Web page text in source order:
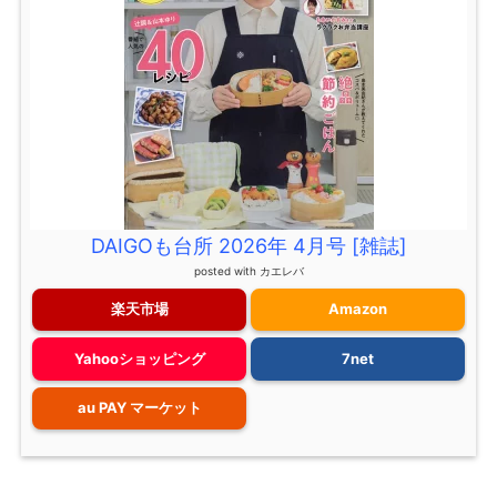
DAIGOも台所 2026年 4月号 [雑誌]
posted with カエレバ
楽天市場 Amazon
Yahooショッピング 7net
au PAY マーケット